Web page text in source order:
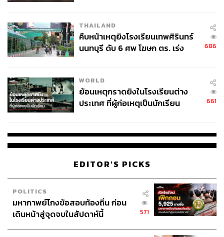
THAILAND
คืบหน้าเหตุยิงโรงเรียนเทพศิรินทร์
นนทบุรี ดับ 6 ศพ โฆษก ตร. เร่ง
686
WORLD
ย้อนเหตุกราดยิงในโรงเรียนต่าง
ประเทศ ที่ผู้ก่อเหตุเป็นนักเรียน
661
EDITOR'S PICKS
POLITICS
มหากาพย์โกงข้อสอบท้องถิ่น ก่อน
เดินหน้าสู่จุดจบในสัปดาห์นี้
571